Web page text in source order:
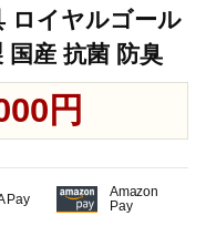
ロイヤルゴール
国産 抗菌 防臭
円
Pay
Amazon
Pay